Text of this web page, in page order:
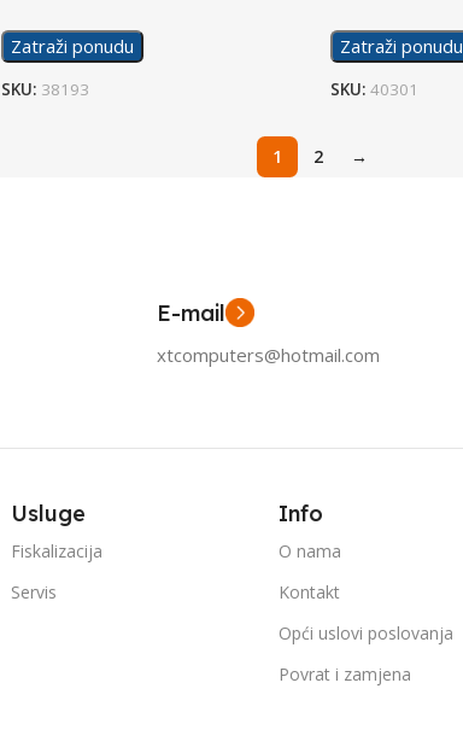
Zatraži ponudu
SKU: 38193
Zatraži ponudu
SKU:40301
1 2 →
E-mail
xtcomputers@hotmail.com
Usluge
Fiskalizacija
Servis
Info
O nama
Kontakt
Opći uslovi poslovanja
Povrat i zamjena